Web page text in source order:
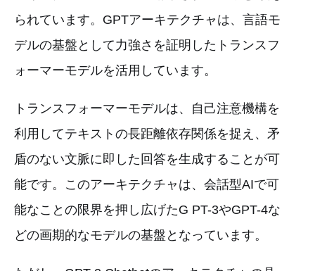
られています。GPTアーキテクチャは、言語モ
デルの基盤として力強さを証明したトランスフ
ォーマーモデルを活用しています。
トランスフォーマーモデルは、自己注意機構を
利用してテキストの長距離依存関係を捉え、矛
盾のない文脈に即した回答を生成することが可
能です。このアーキテクチャは、会話型AIで可
能なことの限界を押し広げたG PT-3やGPT-4な
どの画期的なモデルの基盤となっています。